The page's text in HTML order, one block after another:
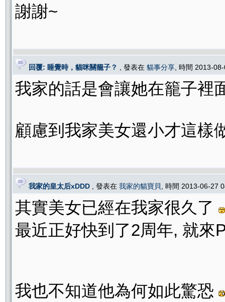
謝謝~
回覆: 睡覺時，貓咪關籠子？ , 發表在 貓事分享 , 時間 2013-
我家的話是會讓她在籠子裡
顧慮到我家美女還小才這樣
我家的皇太后xDDD , 發表在 我家的貓寶貝 , 時間 2013-06-27
其實美女已經在我家很久了
最近正好快到了2周年, 就來
我也不知道他為何如此驚恐